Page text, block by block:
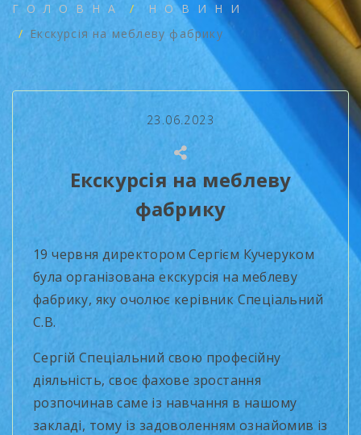
ГОЛОВНА
НОВИНИ
Екскурсія на меблеву фабрику
23.06.2023
Екскурсія на меблеву
фабрику
19 червня директором Сергієм Кучеруком
була організована екскурсія на меблеву
фабрику, яку очолює керівник Спеціальний
С.В.
Сергій Спеціальний свою професійну
діяльність, своє фахове зростання
розпочинав саме із навчання в нашому
закладі, тому із задоволенням ознайомив із